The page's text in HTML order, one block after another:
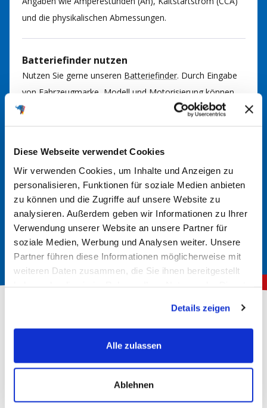
Diese Webseite verwendet Cookies
Wir verwenden Cookies, um Inhalte und Anzeigen zu
personalisieren, Funktionen für soziale Medien anbieten
zu können und die Zugriffe auf unsere Website zu
analysieren. Außerdem geben wir Informationen zu Ihrer
Verwendung unserer Website an unsere Partner für
soziale Medien, Werbung und Analysen weiter. Unsere
Partner führen diese Informationen möglicherweise mit
weiteren Daten zusammen, die Sie ihnen bereitgestellt
Details zeigen
Alle zulassen
Ablehnen
und die physikalischen Abmessungen.
Batteriefinder nutzen
Nutzen Sie gerne unseren Batteriefinder. Durch Eingabe
von Fahrzeugmarke, Modell und Motorisierung können
Sie so die passende Batterie für Ihr Fahrzeug finden. Bei
Im Handbuch nachsehen
In der Regel finden Sie im Handbuch Ihres Fahrzeugs
Informationen über den richtigen Batterietyp. Hier werden
die erforderlichen Spezifikationen und Größen angegeben.
Über 150.000 zufriedene Kunden
Hervorragend 4,72 Rating
13.220 Bewertungen